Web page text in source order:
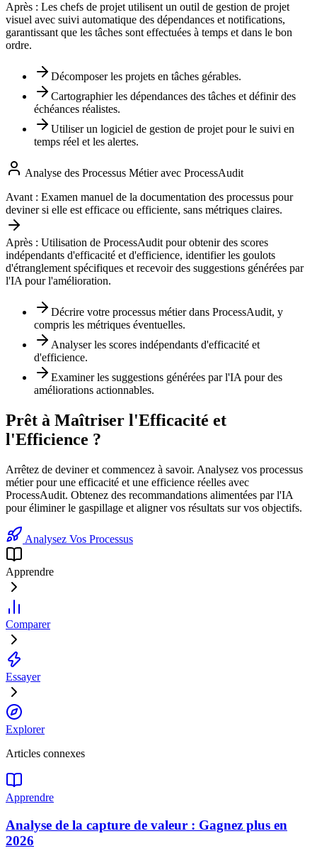
Après : Les chefs de projet utilisent un outil de gestion de projet
visuel avec suivi automatique des dépendances et notifications,
garantissant que les tâches sont effectuées à temps et dans le bon
ordre.
Décomposer les projets en tâches gérables.
Cartographier les dépendances des tâches et définir des
échéances réalistes.
Utiliser un logiciel de gestion de projet pour le suivi en
temps réel et les alertes.
Analyse des Processus Métier avec ProcessAudit
Avant : Examen manuel de la documentation des processus pour
deviner si elle est efficace ou efficiente, sans métriques claires.
Après : Utilisation de ProcessAudit pour obtenir des scores
indépendants d'efficacité et d'efficience, identifier les goulots
d'étranglement spécifiques et recevoir des suggestions générées par
l'IA pour l'amélioration.
Décrire votre processus métier dans ProcessAudit, y
compris les métriques éventuelles.
Analyser les scores indépendants d'efficacité et
d'efficience.
Examiner les suggestions générées par l'IA pour des
améliorations actionnables.
Prêt à Maîtriser l'Efficacité et
l'Efficience ?
Arrêtez de deviner et commencez à savoir. Analysez vos processus
métier pour une efficacité et une efficience réelles avec
ProcessAudit. Obtenez des recommandations alimentées par l'IA
pour éliminer le gaspillage et aligner vos résultats sur vos objectifs.
Analysez Vos Processus
Apprendre
Comparer
Essayer
Explorer
Articles connexes
Apprendre
Analyse de la capture de valeur : Gagnez plus en
2026